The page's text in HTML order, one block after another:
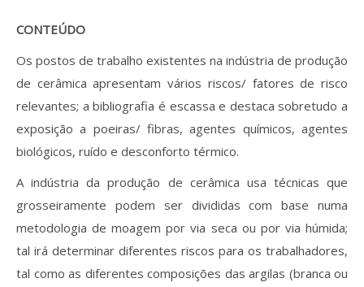
CONTEÚDO
Os postos de trabalho existentes na indústria de produção
de cerâmica apresentam vários riscos/ fatores de risco
relevantes; a bibliografia é escassa e destaca sobretudo a
exposição a poeiras/ fibras, agentes químicos, agentes
biológicos, ruído e desconforto térmico.
A indústria da produção de cerâmica usa técnicas que
grosseiramente podem ser divididas com base numa
metodologia de moagem por via seca ou por via húmida;
tal irá determinar diferentes riscos para os trabalhadores,
tal como as diferentes composições das argilas (branca ou